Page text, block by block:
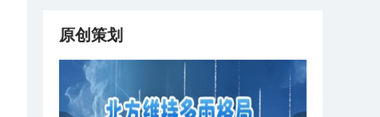
原创策划